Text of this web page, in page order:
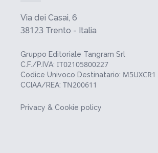
Via dei Casai, 6
38123 Trento - Italia
Gruppo Editoriale Tangram Srl
C.F./P.IVA: IT02105800227
Codice Univoco Destinatario: M5UXCR1
CCIAA/REA: TN200611
Privacy & Cookie policy